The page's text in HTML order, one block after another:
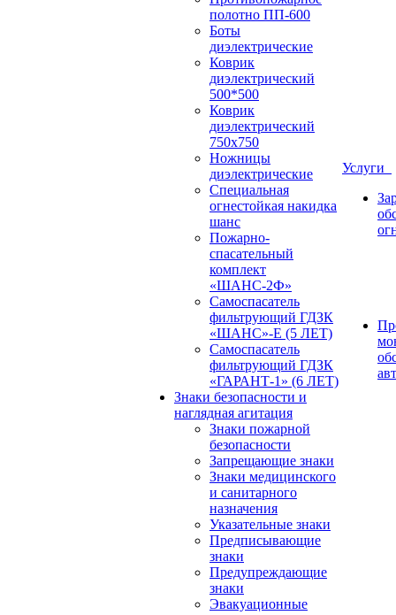
полотно ПП-600
Боты
диэлектрические
Коврик
диэлектрический
500*500
Коврик
диэлектрический
750х750
Ножницы
диэлектрические
Специальная
огнестойкая накидка
шанс
Пожарно-
спасательный
комплект
«ШАНС-2Ф»
Самоспасатель
фильтрующий ГДЗК
«ШАНС»-Е (5 ЛЕТ)
Самоспасатель
фильтрующий ГДЗК
«ГАРАНТ-1» (6 ЛЕТ)
Знаки безопасности и
наглядная агитация
Знаки пожарной
безопасности
Запрещающие знаки
Знаки медицинского
и санитарного
назначения
Указательные знаки
Предписывающие
знаки
Предупреждающие
знаки
Эвакуационные
Услуги